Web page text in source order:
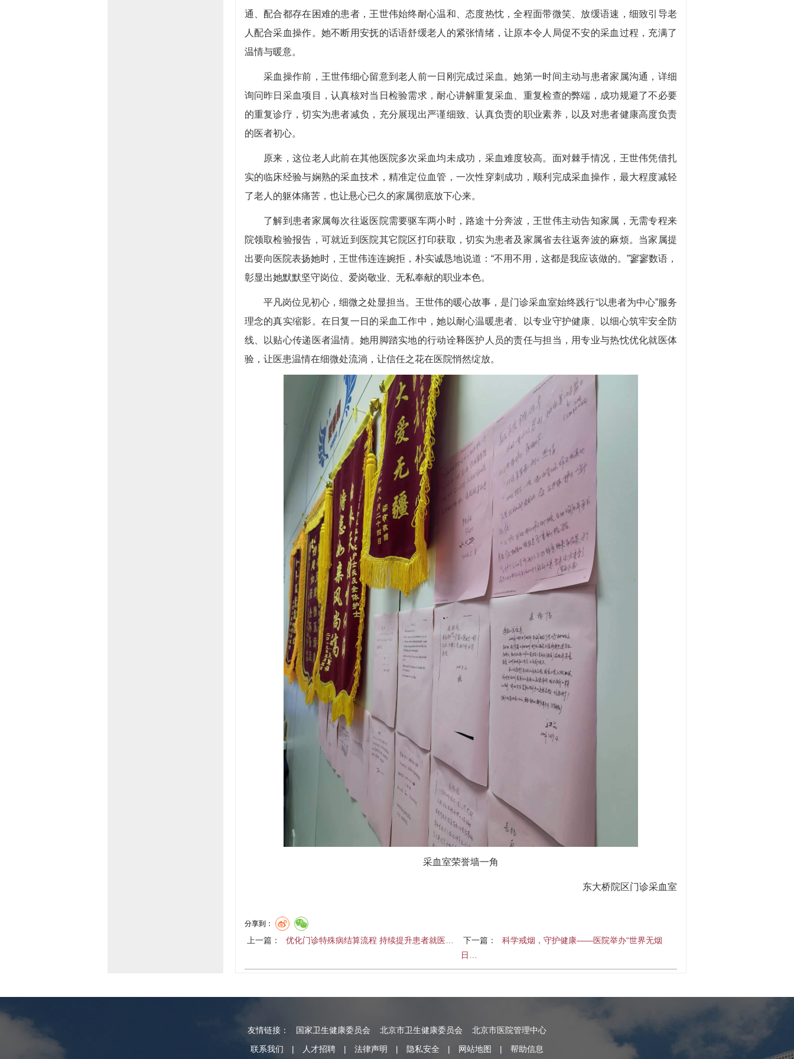
通、配合都存在困难的患者，王世伟始终耐心温和、态度热忱，全程面带微笑、放缓语速，细致引导老
人配合采血操作。她不断用安抚的话语舒缓老人的紧张情绪，让原本令人局促不安的采血过程，充满了
温情与暖意。
采血操作前，王世伟细心留意到老人前一日刚完成过采血。她第一时间主动与患者家属沟通，详细
询问昨日采血项目，认真核对当日检验需求，耐心讲解重复采血、重复检查的弊端，成功规避了不必要
的重复诊疗，切实为患者减负，充分展现出严谨细致、认真负责的职业素养，以及对患者健康高度负责
的医者初心。
原来，这位老人此前在其他医院多次采血均未成功，采血难度较高。面对棘手情况，王世伟凭借扎
实的临床经验与娴熟的采血技术，精准定位血管，一次性穿刺成功，顺利完成采血操作，最大程度减轻
了老人的躯体痛苦，也让悬心已久的家属彻底放下心来。
了解到患者家属每次往返医院需要驱车两小时，路途十分奔波，王世伟主动告知家属，无需专程来
院领取检验报告，可就近到医院其它院区打印获取，切实为患者及家属省去往返奔波的麻烦。当家属提
出要向医院表扬她时，王世伟连连婉拒，朴实诚恳地说道：“不用不用，这都是我应该做的。”寥寥数语，
彰显出她默默坚守岗位、爱岗敬业、无私奉献的职业本色。
平凡岗位见初心，细微之处显担当。王世伟的暖心故事，是门诊采血室始终践行“以患者为中心”服务
理念的真实缩影。在日复一日的采血工作中，她以耐心温暖患者、以专业守护健康、以细心筑牢安全防
线、以贴心传递医者温情。她用脚踏实地的行动诠释医护人员的责任与担当，用专业与热忱优化就医体
验，让医患温情在细微处流淌，让信任之花在医院悄然绽放。
采血室荣誉墙一角
东大桥院区门诊采血室
分享到：
上一篇： 优化门诊特殊病结算流程 持续提升患者就医… 下一篇：
科学戒烟，守护健康——医院举办“世界无烟
日…
友情链接： 国家卫生健康委员会 北京市卫生健康委员会
北京市医院管理中心
联系我们
| 人才招聘 | 法律声明 | 隐私安全 | 网站地图 | 帮助信息